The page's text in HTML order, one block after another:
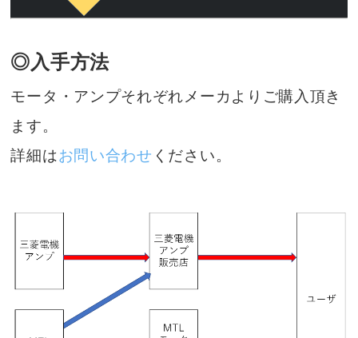
◎入手方法
モータ・アンプそれぞれメーカよりご購入頂き
ます。
詳細はお問い合わせ ください。